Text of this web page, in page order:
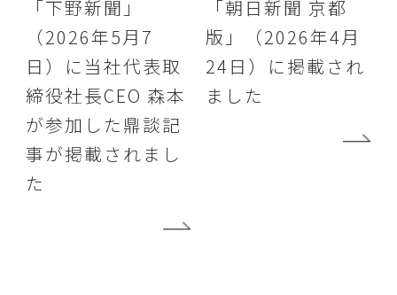
「下野新聞」
（2026年5月7
日）に当社代表取
締役社長CEO 森本
が参加した鼎談記
事が掲載されまし
た
「朝日新聞 京都
版」（2026年4月
24日）に掲載され
ました